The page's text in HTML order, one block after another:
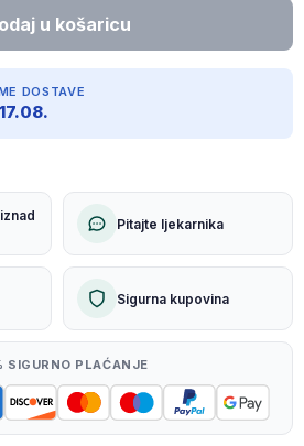
DOSTAVE
Pitajte ljekarnika
Sigurna kupovina
SIGURNO PLAĆANJE